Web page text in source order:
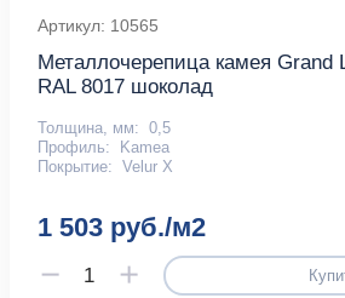
Артикул: 10565
Металлочерепица камея Grand
RAL 8017 шоколад
Толщина, мм: 0,5
Профиль:
Kamea
Покрытие: Velur X
1 503 руб./м2